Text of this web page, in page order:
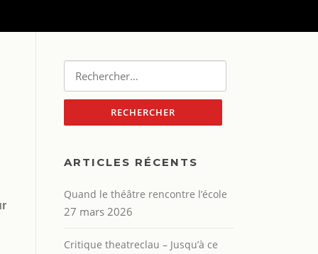
Rechercher :
ARTICLES RÉCENTS
Quand le théâtre rencontre l’école
27 mars 2026
Critique theatreclau – Jusqu’à ce